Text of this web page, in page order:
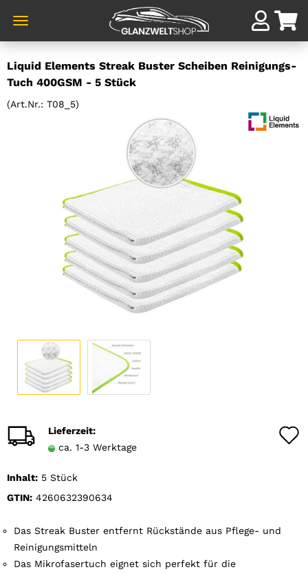
zum
Hauptinhalt
Liquid Elements Streak Buster Scheiben Reinigungs-
Tuch 400GSM - 5 Stück
(Art.Nr.: T08_5)
Lieferzeit:
ca. 1-3 Werktage
Inhalt: 5 Stück
GTIN: 4260632390634
Das Streak Buster entfernt Rückstände aus Pflege- und
Reinigungsmitteln
Das Mikrofasertuch eignet sich perfekt für die